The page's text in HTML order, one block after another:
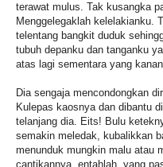
terawat mulus. Tak kusangka
Menggelegaklah kelelakianku.
telentang bangkit duduk
tubuh depanku dan tanganku
atas lagi sementara yang
Dia sengaja mencondongkan
Kulepas kaosnya dan dibantu
telanjang dia. Eits! Bulu
semakin meledak, kubalikkan
menunduk mungkin malu atau
cantikannya, entahlah, yang